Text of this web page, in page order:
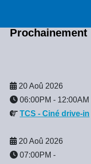
Prochainement
20 Aoû 2026
06:00PM - 12:00AM
TCS - Ciné drive-in
20 Aoû 2026
07:00PM -